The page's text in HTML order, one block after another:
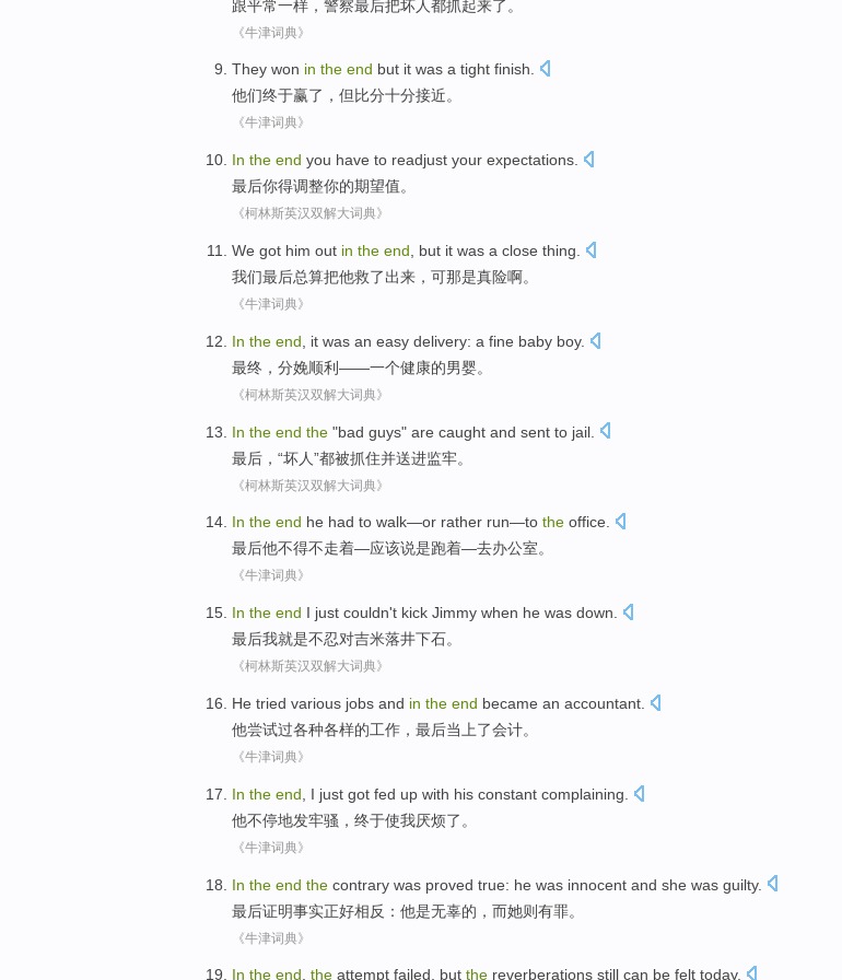
跟平常一样， 警察最后把坏人都抓起来了。
《牛津词典》
They won in the end but it was a tight finish.
他们终于赢了， 但比分十分接近。
《牛津词典》
In the end you have to readjust your expectations
最后你得调整你的期望值。
《柯林斯英汉双解大词典》
We got him out in the end but it was a close thing
我们最后总算把他救了出来 ， 可那是真险啊。
《牛津词典》
In the end , it was an easy delivery: a fine baby boy.
最终 ， 分娩顺利——一个健康的男婴。
《柯林斯英汉双解大词典》
In the end the "bad guys" are caught and sent to jail
最后 ，“坏人”都被抓住并送进监牢。
《柯林斯英汉双解大词典》
In the end he had to walk—or rather run—to the office.
最后他不得不走着—应该说是跑着—去办公室。
《牛津词典》
In the end I just couldn't kick Jimmy when he was down.
最后我就是不忍对吉米落井下石。
《柯林斯英汉双解大词典》
He tried various jobs and in the end became an accountant
他尝试过各种各样的工作 ， 最后当上了会计。
《牛津词典》
In the end I just got fed up with his constant complaining
他不停地发牢骚 ，终于使我厌烦了。
《牛津词典》
In the end the contrary was proved true: he was innocent and she was guilty.
最后证明事实正好相反 ： 他是无辜的 ， 而她则有罪。
《牛津词典》
In the end, the attempt failed, but the reverberations still can be felt today.